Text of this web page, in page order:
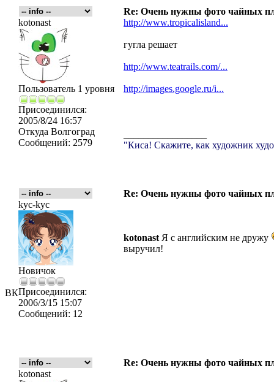
ВК
Re: Очень нужны фото чайных
kotonast
Пользователь 1 уровня
Присоединился:
2005/8/24 16:57
Откуда Волгоград
Сообщений: 2579
http://www.tropicalisland...
гугла решает
http://www.teatrails.com/...
http://images.google.ru/i...
"Киса! Скажите, как художник
Re: Очень нужны фото чайных
kyc-kyc
Новичок
Присоединился:
2006/3/15 15:07
Сообщений: 12
kotonast Я с английским не дружу
выручил!
Re: Очень нужны фото чайных
kotonast